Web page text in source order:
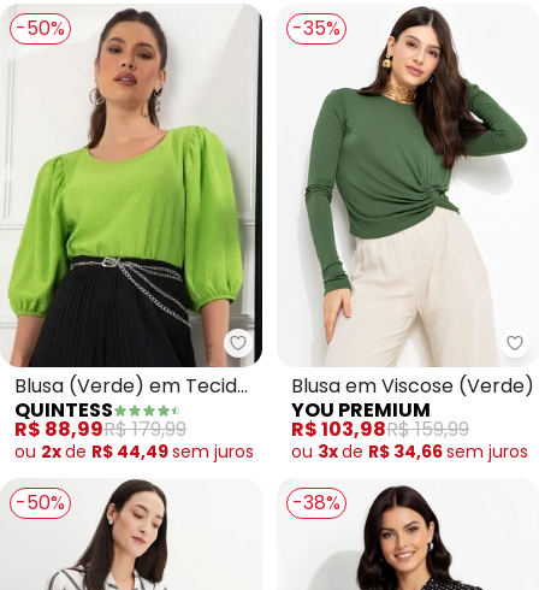
-50%
Quintess - Blusa (Verde) em
Blusa (Verde) em Tecido
Plano Texturizado
QUINTESS
R$ 88,99R$ 179,99
ou 2xde R$ 44,49sem juros
-35%
Blusa em Viscose (Verde)
YOU PREMIUM
R$ 103,98R$ 159,99
ou 3xde R$ 34,66sem juros
-50% -38%